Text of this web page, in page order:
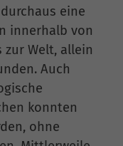
eine
innerhalb von
zur Welt, allein
Auch
konnten
ohne